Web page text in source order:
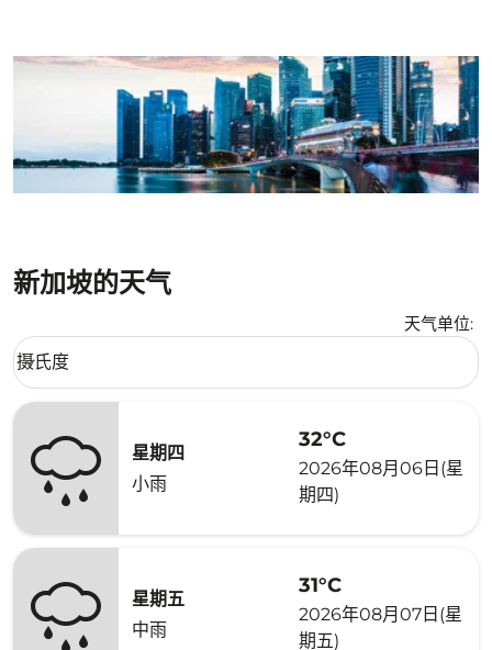
新加坡的天气
天气单位:
Weather unit option 摄氏度 Selected
摄氏度
keyboard_arrow_down
星期四
小雨
32°C
2026年08月06日(星
期四)
星期五
中雨
31°C
2026年08月07日(星
期五)